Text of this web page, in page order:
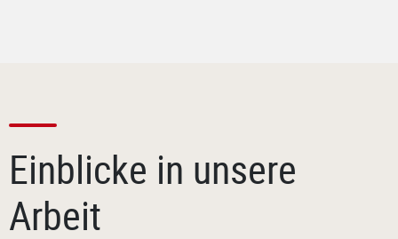
Einblicke in unsere
Arbeit